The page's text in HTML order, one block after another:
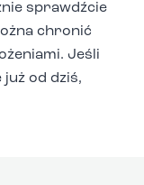
sprawdźcie
chronić
Jeśli
już od dziś,